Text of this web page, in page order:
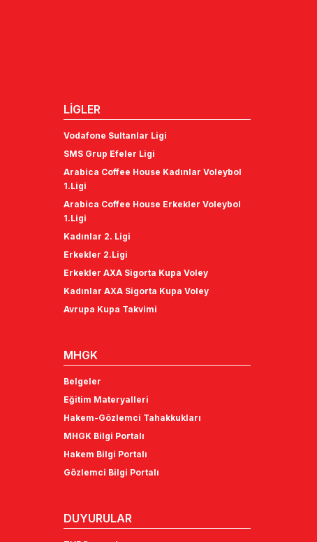
LİGLER
Vodafone Sultanlar Ligi
SMS Grup Efeler Ligi
Arabica Coffee House Kadınlar Voleybol
1.Ligi
Arabica Coffee House Erkekler Voleybol
1.Ligi
Kadınlar 2. Ligi
Erkekler 2.Ligi
Erkekler AXA Sigorta Kupa Voley
Kadınlar AXA Sigorta Kupa Voley
Avrupa Kupa Takvimi
MHGK
Belgeler
Eğitim Materyalleri
Hakem-Gözlemci Tahakkukları
MHGK Bilgi Portalı
Hakem Bilgi Portalı
Gözlemci Bilgi Portalı
DUYURULAR